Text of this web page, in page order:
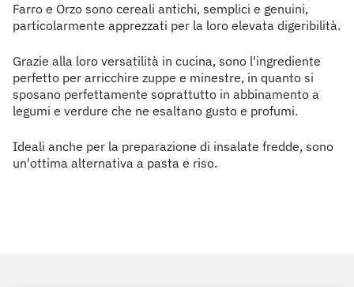
Farro e Orzo sono cereali antichi, semplici e genuini,
particolarmente apprezzati per la loro elevata digeribilità.
Grazie alla loro versatilità in cucina, sono l'ingrediente
perfetto per arricchire zuppe e minestre, in quanto si
sposano perfettamente soprattutto in abbinamento a
legumi e verdure che ne esaltano gusto e profumi.
Ideali anche per la preparazione di insalate fredde, sono
un'ottima alternativa a pasta e riso.